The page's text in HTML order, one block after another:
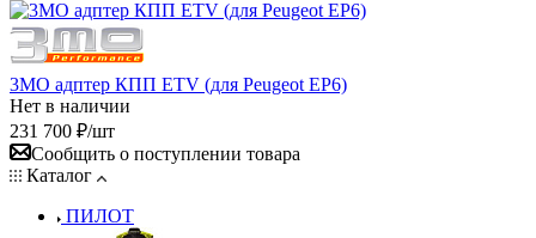
3MO адптер КПП ETV (для Peugeot EP6)
Нет в наличии
231 700 ₽/шт
Сообщить о поступлении товара
Каталог
ПИЛОТ